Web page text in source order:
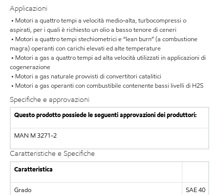
Applicazioni
• Motori a quattro tempi a velocità medio-alta, turbocompressi o
aspirati, per i quali è richiesto un olio a basso tenore di ceneri
• Motori a quattro tempi stechiometrici e “lean burn” (a combustione
magra) operanti con carichi elevati ed alte temperature
• Motori a gas a quattro tempi ad alta velocità utilizzati in applicazioni di
cogenerazione
• Motori a gas naturale provvisti di convertitori catalitici
• Motori a gas operanti con combustibile contenente bassi livelli di H2S
Specifiche e approvazioni
Questo prodotto possiede le seguenti approvazioni dei produttori:
MAN M 3271-2
Caratteristiche e Specifiche
Caratteristica
Grado SAE 40